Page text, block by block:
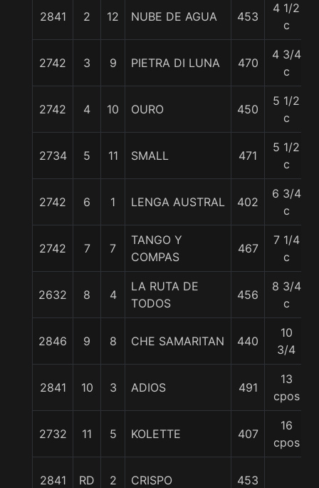
2841 2 12 NUBE DE AGUA 453
4 1/2
c
2742 3 9 PIETRA DI LUNA 470
4 3/4
c
2742 4 10 OURO 450
5 1/2
c
2734 5 11 SMALL 471
5 1/2
c
2742 6 1 LENGA AUSTRAL 402
6 3/4
c
2742 7 7
TANGO Y
COMPAS
467
7 1/4
c
2632 8 4
LA RUTA DE
TODOS
456
8 3/4
c
2846 9 8 CHE SAMARITAN 440
10
3/4
2841 10 3 ADIOS 491
13
cpos
2732 11 5 KOLETTE 407
16
cpos
2841 RD 2 CRISPO 453